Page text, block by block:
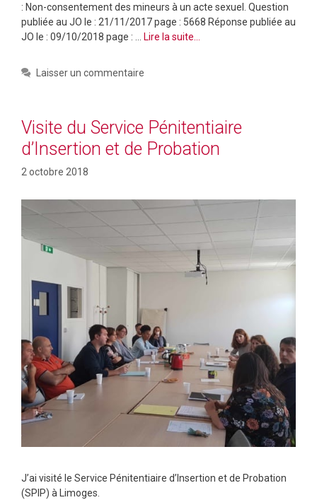
: Non-consentement des mineurs à un acte sexuel. Question
publiée au JO le : 21/11/2017 page : 5668 Réponse publiée au
JO le : 09/10/2018 page : …
Lire la suite…
Laisser un commentaire
Visite du Service Pénitentiaire
d’Insertion et de Probation
2 octobre 2018
J’ai visité le Service Pénitentiaire d’Insertion et de Probation
(SPIP) à Limoges.